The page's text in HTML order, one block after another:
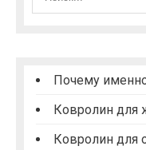
Почему
Ковролин
Ковролин для